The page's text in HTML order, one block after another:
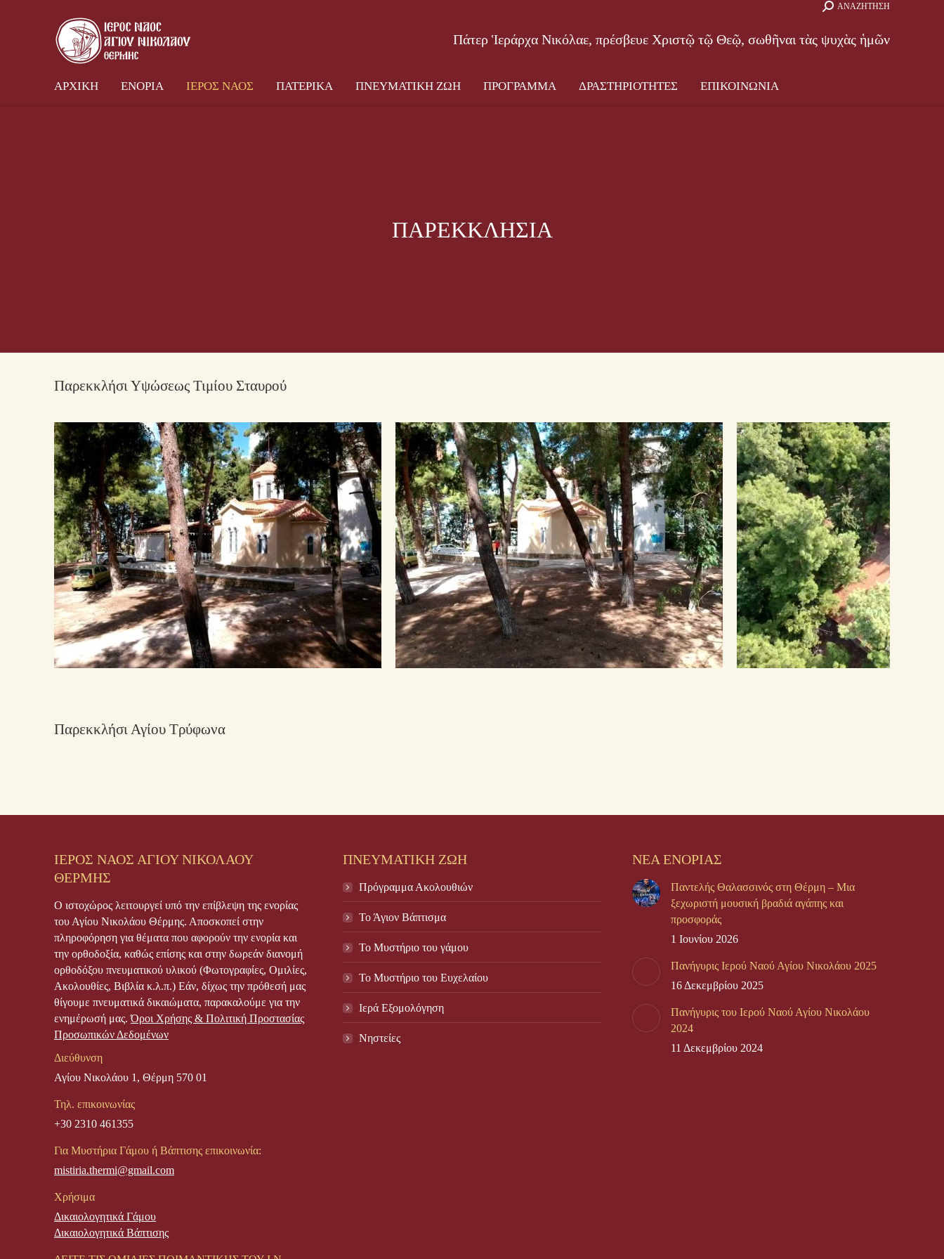
Search:ΑΝΑΖΗΤΗΣΗ
Πάτερ Ἱεράρχα Νικόλαε, πρέσβευε Χριστῷ τῷ Θεῷ, σωθῆναι τὰς ψυχὰς ἡμῶν
ΑΡΧΙΚΗ ΕΝΟΡΙΑ ΙΕΡΟΣ ΝΑΟΣ ΠΑΤΕΡΙΚΑ ΠΝΕΥΜΑΤΙΚΗ ΖΩΗ ΠΡΟΓΡΑΜΜΑ ΔΡΑΣΤΗΡΙΟΤΗΤΕΣ ΕΠΙΚΟΙΝΩΝΙΑ
ΠΑΡΕΚΚΛΗΣΙΑ
Παρεκκλήσι Υψώσεως Τιμίου Σταυρού
Παρεκκλήσι Αγίου Τρύφωνα
ΙΕΡΟΣ ΝΑΟΣ ΑΓΙΟΥ ΝΙΚΟΛΑΟΥ
ΘΕΡΜΗΣ
Ο ιστοχώρος λειτουργεί υπό την επίβλεψη της ενορίας
του Αγίου Νικολάου Θέρμης. Αποσκοπεί στην
πληροφόρηση για θέματα που αφορούν την ενορία και
την ορθοδοξία, καθώς επίσης και στην δωρεάν διανομή
ορθοδόξου πνευματικού υλικού (Φωτογραφίες, Ομιλίες,
Ακολουθίες, Βιβλία κ.λ.π.) Εάν, δίχως την πρόθεσή μας
θίγουμε πνευματικά δικαιώματα, παρακαλούμε για την
ενημέρωσή μας.Όροι Χρήσης & Πολιτική Προστασίας
Προσωπικών Δεδομένων
Διεύθυνση
Αγίου Νικολάου 1, Θέρμη 570 01
Τηλ. επικοινωνίας
+30 2310 461355
Για Μυστήρια Γάμου ή Βάπτισης επικοινωνία:
mistiria.thermi@gmail.com
Χρήσιμα
Δικαιολογητικά Γάμου
Δικαιολογητικά Βάπτισης
ΠΝΕΥΜΑΤΙΚΗ ΖΩΗ
Πρόγραμμα Ακολουθιών
Το Άγιον Βάπτισμα
Το Μυστήριο του γάμου
Το Mυστήριο του Eυχελαίου
Ιερά Εξομολόγηση
Νηστείες
ΝΕΑ ΕΝΟΡΙΑΣ
Παντελής Θαλασσινός στη Θέρμη – Μια
ξεχωριστή μουσική βραδιά αγάπης και
προσφοράς
1 Ιουνίου 2026
Πανήγυρις Ιερού Ναού Αγίου Νικολάου 2025
16 Δεκεμβρίου 2025
Πανήγυρις του Ιερού Ναού Αγίου Νικολάου
2024
11 Δεκεμβρίου 2024
ΑΡΧΙΚΗ